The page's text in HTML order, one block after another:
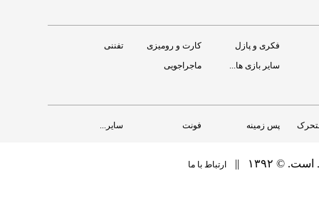
فکری و پازل کارت و رومیزی
تفننی
سایر بازی ها...
ماجراجویی
پس زمینه فونت سایر...
©‏ ۱۳۹۲ || ارتباط با ما